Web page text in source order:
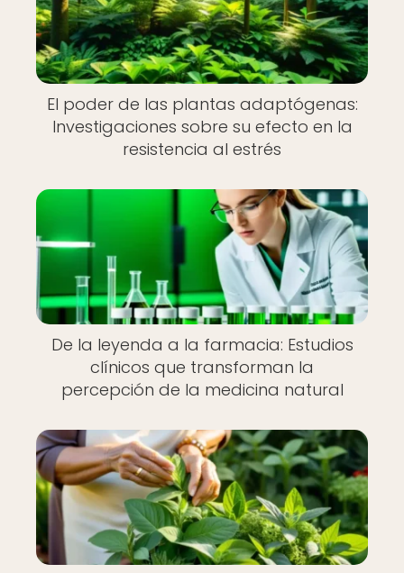
El poder de las plantas adaptógenas:
Investigaciones sobre su efecto en la
resistencia al estrés
De la leyenda a la farmacia: Estudios
clínicos que transforman la
percepción de la medicina natural